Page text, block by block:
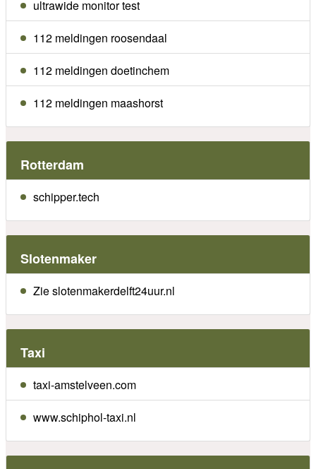
ultrawide monitor test
112 meldingen roosendaal
112 meldingen doetinchem
112 meldingen maashorst
Rotterdam
schipper.tech
Slotenmaker
Zie slotenmakerdelft24uur.nl
Taxi
taxi-amstelveen.com
www.schiphol-taxi.nl